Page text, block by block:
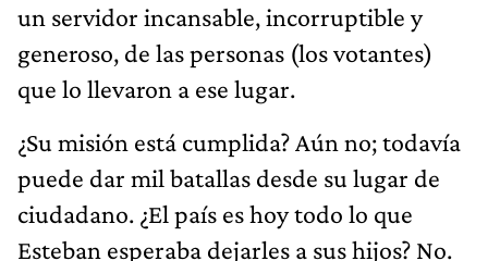
un servidor incansable, incorruptible y
generoso, de las personas (los votantes)
que lo llevaron a ese lugar.
¿Su misión está cumplida? Aún no; todavía
puede dar mil batallas desde su lugar de
ciudadano. ¿El país es hoy todo lo que
Esteban esperaba dejarles a sus hijos? No.